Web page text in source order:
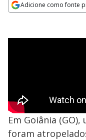
Adicione como fonte
Em Goiânia
foram